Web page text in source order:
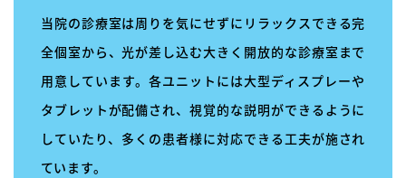
当院の診療室は周りを気にせずにリラックスできる完
全個室から、光が差し込む大きく開放的な診療室まで
用意しています。各ユニットには大型ディスプレーや
タブレットが配備され、視覚的な説明ができるように
していたり、多くの患者様に対応できる工夫が施され
ています。